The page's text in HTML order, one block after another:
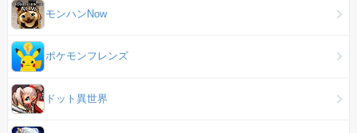
モンハンNow
ポケモンフレンズ
ドット異世界